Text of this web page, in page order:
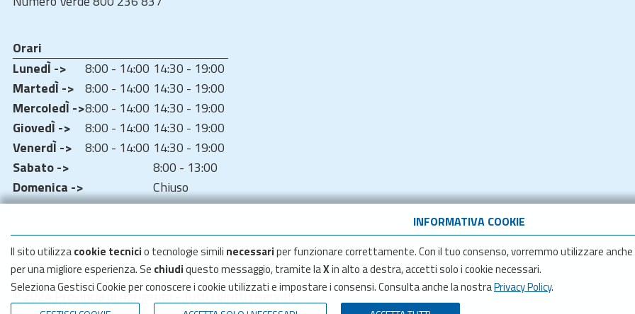
INFORMATIVA COOKIE
Il sito utilizzacookie tecnicio tecnologie simili necessariper funzionare correttamente. Con il tuo consenso, vorremmo utilizzare anche
per una migliore esperienza. Se chiudiquesto messaggio, tramite laXin alto a destra, accetti solo i cookie necessari.
Seleziona Gestisci Cookie per conoscere i cookie utilizzati e impostare i consensi. Consulta anche la nostraPrivacy Policy.
Orari
LunedÌ ->
8:00 - 14:00 14:30 - 19:00
MartedÌ -> 8:00 - 14:00 14:30 - 19:00
MercoledÌ ->8:00 - 14:00 14:30 - 19:00
GiovedÌ ->
8:00 - 14:00 14:30 - 19:00
VenerdÌ ->
8:00 - 14:00 14:30 - 19:00
Sabato ->
8:00 - 13:00
Domenica ->
Chiuso
© 2024 Provincia di Agrigento - Tutti i diritti riservati